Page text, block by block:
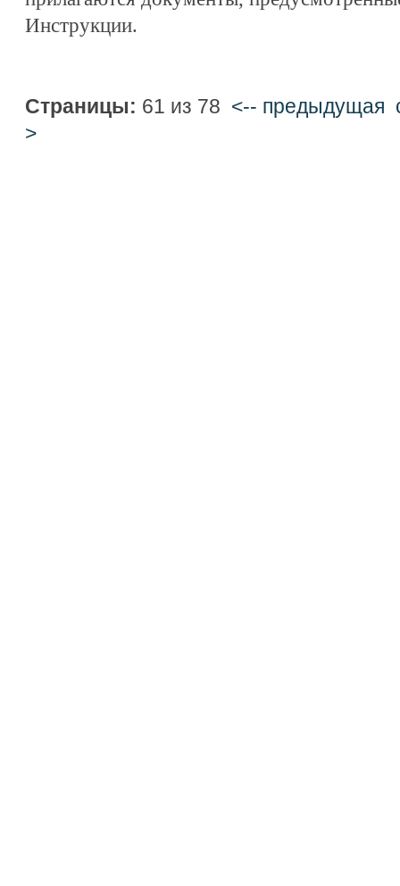
Инструкции.
Страницы: 61 из 78 <-- предыдущая
>